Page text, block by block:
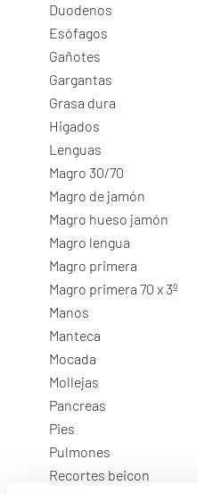
Duodenos
Esófagos
Gañotes
Gargantas
Grasa dura
Higados
Lenguas
Magro 30/70
Magro de jamón
Magro hueso jamón
Magro lengua
Magro primera
Magro primera 70 x 3º
Manos
Manteca
Mocada
Mollejas
Pancreas
Pies
Pulmones
Recortes beicon